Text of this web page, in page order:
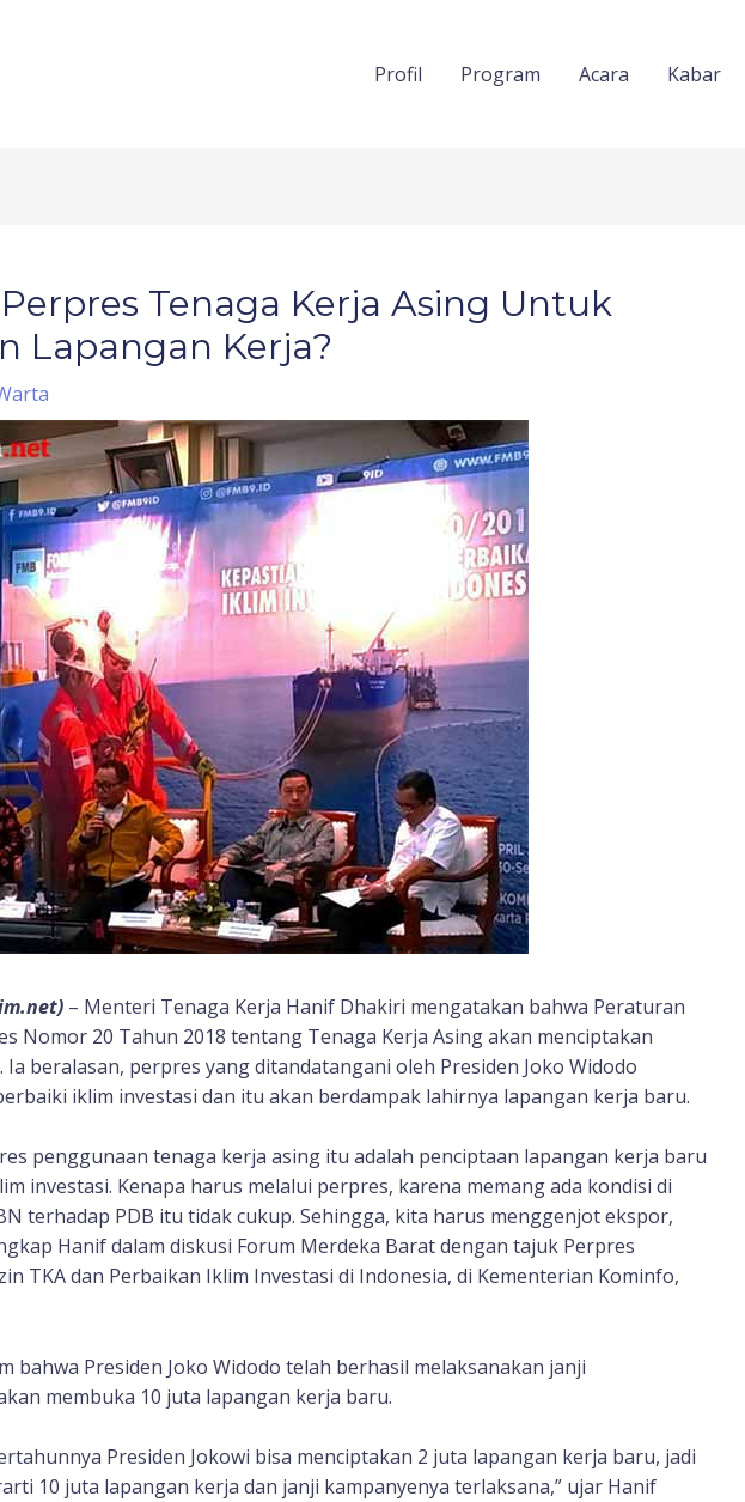
Profil Program Acara Kabar
Tenaga Kerja Asing Untuk
Lapangan Kerja?
– Menteri Tenaga Kerja Hanif Dhakiri mengatakan bahwa Peraturan
Nomor 20 Tahun 2018 tentang Tenaga Kerja Asing akan menciptakan
beralasan, perpres yang ditandatangani oleh Presiden Joko Widodo
iklim investasi dan itu akan berdampak lahirnya lapangan kerja baru.
penggunaan tenaga kerja asing itu adalah penciptaan lapangan kerja baru
investasi. Kenapa harus melalui perpres, karena memang ada kondisi di
terhadap PDB itu tidak cukup. Sehingga, kita harus menggenjot ekspor,
Hanif dalam diskusi Forum Merdeka Barat dengan tajuk Perpres
TKA dan Perbaikan Iklim Investasi di Indonesia, di Kementerian Kominfo,
bahwa Presiden Joko Widodo telah berhasil melaksanakan janji
membuka 10 juta lapangan kerja baru.
Presiden Jokowi bisa menciptakan 2 juta lapangan kerja baru, jadi
10 juta lapangan kerja dan janji kampanyenya terlaksana,” ujar Hanif